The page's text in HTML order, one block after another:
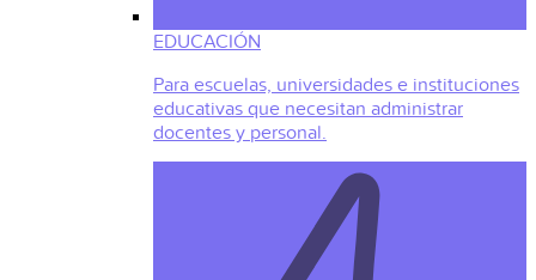
EDUCACIÓN
Para escuelas, universidades e instituciones
educativas que necesitan administrar
docentes y personal.